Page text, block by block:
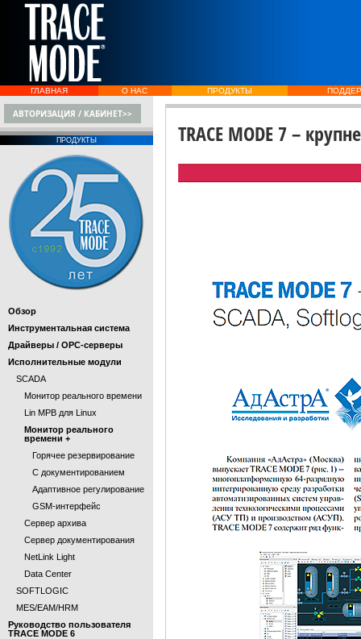
ГЛАВНАЯ О НАС ПРОДУКТЫ
АВТОРИЗАЦИЯ / КАБИНЕТ>>
ПРОДУКТЫ
Обзор
Инструментальная система
Драйверы / OPC-серверы
Исполнительные модули
SCADA
Монитор реального времени
Lin МРВ для Linux
Монитор реального
времени +
Горячее резервирование
С документированием
Адаптивное регулирование
GSM-интерфейс
Сервер архива
Сервер документирования
NetLink Light
Data Center
SOFTLOGIC
MES/EAM/HRM
Руководство пользователя
TRACE MODE 6
TRACE MODE 7 –